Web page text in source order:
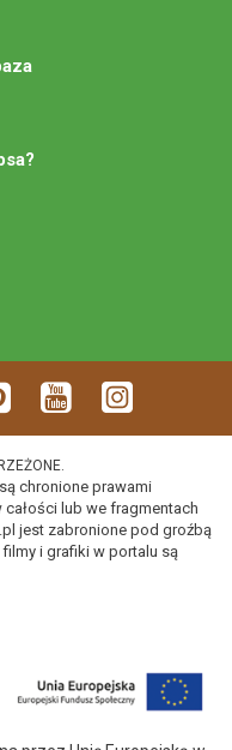
chronione prawami
lub we fragmentach
jest zabronione pod groźbą
i grafiki w portalu są